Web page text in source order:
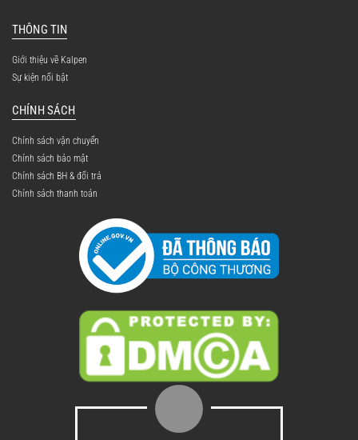
THÔNG TIN
Giới thiệu về Kalpen
Sự kiện nổi bật
CHÍNH SÁCH
Chính sách vận chuyển
Chính sách bảo mật
Chính sách BH & đổi trả
Chính sách thanh toán